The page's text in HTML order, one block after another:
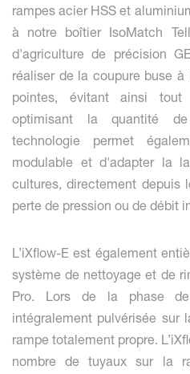
rampes acier HSS et
à notre boîtier IsoMatch
d'agriculture de précision
réaliser de la coupure buse
pointes, évitant ainsi tout
optimisant la quantité
technologie permet
modulable et d'adapter la
cultures, directement depuis
perte de pression ou de débit
L’iXflow-E est également
système de nettoyage et de
Pro. Lors de la phase
intégralement pulvérisée sur
rampe totalement propre.
nombre de tuyaux sur la